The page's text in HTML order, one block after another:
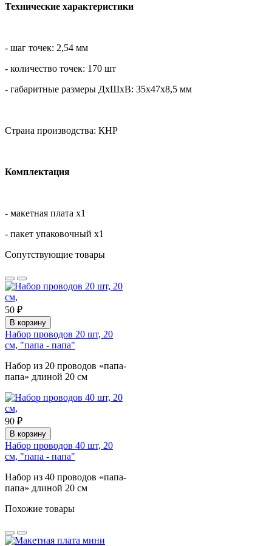
Технические характеристики
- шаг точек: 2,54 мм
- количество точек: 170 шт
- габаритные размеры ДхШхВ: 35х47х8,5 мм
Страна производства: КНР
Комплектация
- макетная плата х1
- пакет упаковочный х1
Сопутствующие товары
50 ₽
В корзину
Набор проводов 20 шт, 20
см, "папа - папа"
Набор из 20 проводов «папа-
папа» длиной 20 см
90 ₽
В корзину
Набор проводов 40 шт, 20
см, "папа - папа"
Набор из 40 проводов «папа-
папа» длиной 20 см
Похожие товары